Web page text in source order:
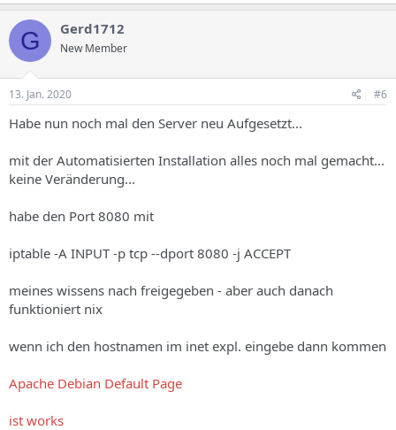
G Gerd1712
New Member
13. Jan. 2020 #6
Habe nun noch mal den Server neu Aufgesetzt...
mit der Automatisierten Installation alles noch mal gemacht...
keine Veränderung...
habe den Port 8080 mit
iptable -A INPUT -p tcp --dport 8080 -j ACCEPT
meines wissens nach freigegeben - aber auch danach
funktioniert nix
wenn ich den hostnamen im inet expl. eingebe dann kommen
Apache Debian Default Page
ist works